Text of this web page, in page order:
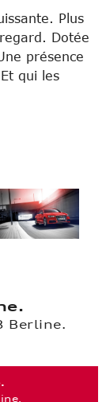
Plus
Dotée
présence
qui les
Berline.